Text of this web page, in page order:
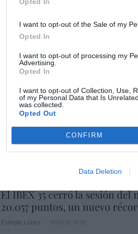
I want to opt-out of the Sale of my
Opted In
I want to opt-out of processing my
Advertising.
Opted In
I want to opt-out of Collection, Use,
of my Personal Data that Is
was collected.
Opted Out
CONFIRM
Data Deletion
SOCIEDAD
Ceuta y Melilla, las dos
Eulogio López 06/08/26 07:58
El IBEX 35 cerró la sesión del
20.057 puntos, un nuevo